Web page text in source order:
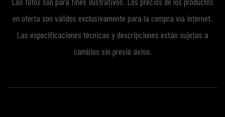
en oferta son válidos exclusivamente para la compra vía internet.
Las especificaciones técnicas y descripciones están sujetas a
cambios sin previo aviso.